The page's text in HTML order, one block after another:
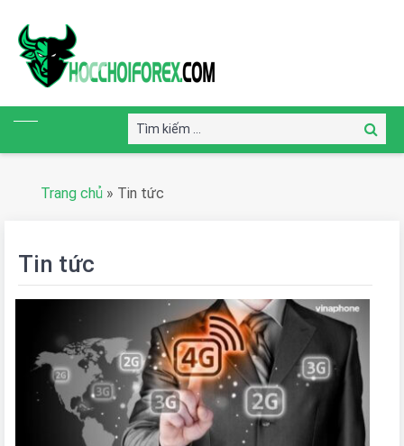
Tìm
kiếm:
Tìm
kiếm
Trang chủ » Tin tức
Tin tức